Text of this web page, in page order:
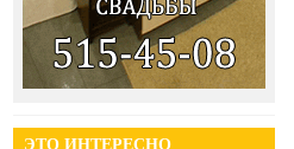
ЭТО ИНТЕРЕСНО